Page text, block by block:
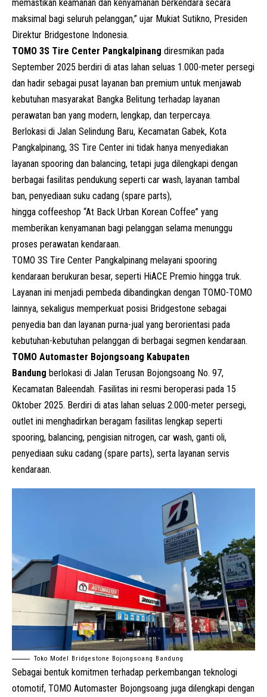
memastikan keamanan dan kenyamanan berkendara secara
maksimal bagi seluruh pelanggan,” ujar Mukiat Sutikno, Presiden
Direktur Bridgestone Indonesia.
TOMO 3S Tire Center Pangkalpinang diresmikan pada
September 2025 berdiri di atas lahan seluas 1.000-meter persegi
dan hadir sebagai pusat layanan ban premium untuk menjawab
kebutuhan masyarakat Bangka Belitung terhadap layanan
perawatan ban yang modern, lengkap, dan terpercaya.
Berlokasi di Jalan Selindung Baru, Kecamatan Gabek, Kota
Pangkalpinang, 3S Tire Center ini tidak hanya menyediakan
layanan spooring dan balancing, tetapi juga dilengkapi dengan
berbagai fasilitas pendukung seperti car wash, layanan tambal
ban, penyediaan suku cadang (spare parts),
hingga coffeeshop “At Back Urban Korean Coffee” yang
memberikan kenyamanan bagi pelanggan selama menunggu
proses perawatan kendaraan.
TOMO 3S Tire Center Pangkalpinang melayani spooring
kendaraan berukuran besar, seperti HiACE Premio hingga truk.
Layanan ini menjadi pembeda dibandingkan dengan TOMO-TOMO
lainnya, sekaligus memperkuat posisi Bridgestone sebagai
penyedia ban dan layanan purna-jual yang berorientasi pada
kebutuhan-kebutuhan pelanggan di berbagai segmen kendaraan.
TOMO Automaster Bojongsoang Kabupaten
Bandung berlokasi di Jalan Terusan Bojongsoang No. 97,
Kecamatan Baleendah. Fasilitas ini resmi beroperasi pada 15
Oktober 2025. Berdiri di atas lahan seluas 2.000-meter persegi,
outlet ini menghadirkan beragam fasilitas lengkap seperti
spooring, balancing, pengisian nitrogen, car wash, ganti oli,
penyediaan suku cadang (spare parts), serta layanan servis
kendaraan.
Toko Model Bridgestone Bojongsoang Bandung
Sebagai bentuk komitmen terhadap perkembangan teknologi
otomotif, TOMO Automaster Bojongsoang juga dilengkapi dengan